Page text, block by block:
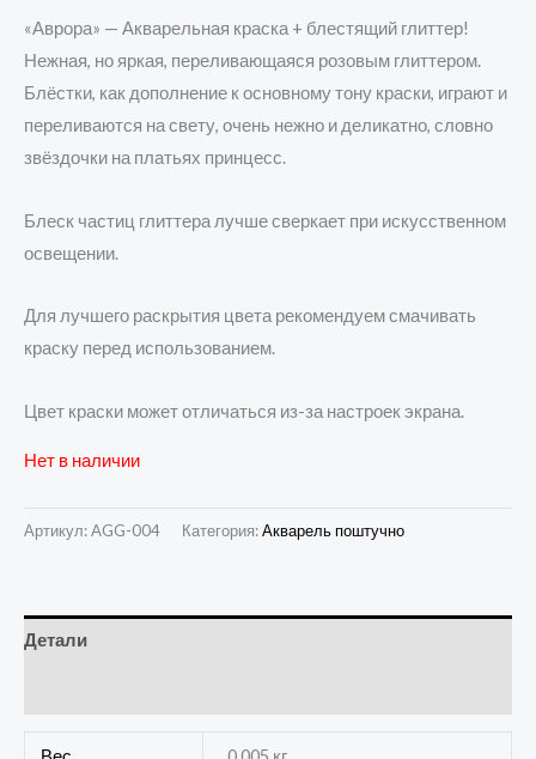
«Аврора» — Акварельная краска + блестящий глиттер!
Нежная, но яркая, переливающаяся розовым глиттером.
Блёстки, как дополнение к основному тону краски, играют и
переливаются на свету, очень нежно и деликатно, словно
звёздочки на платьях принцесс.
Блеск частиц глиттера лучше сверкает при искусственном
освещении.
Для лучшего раскрытия цвета рекомендуем смачивать
краску перед использованием.
Цвет краски может отличаться из-за настроек экрана.
Нет в наличии
Артикул:AGG-004 Категория:Акварель поштучно
Детали